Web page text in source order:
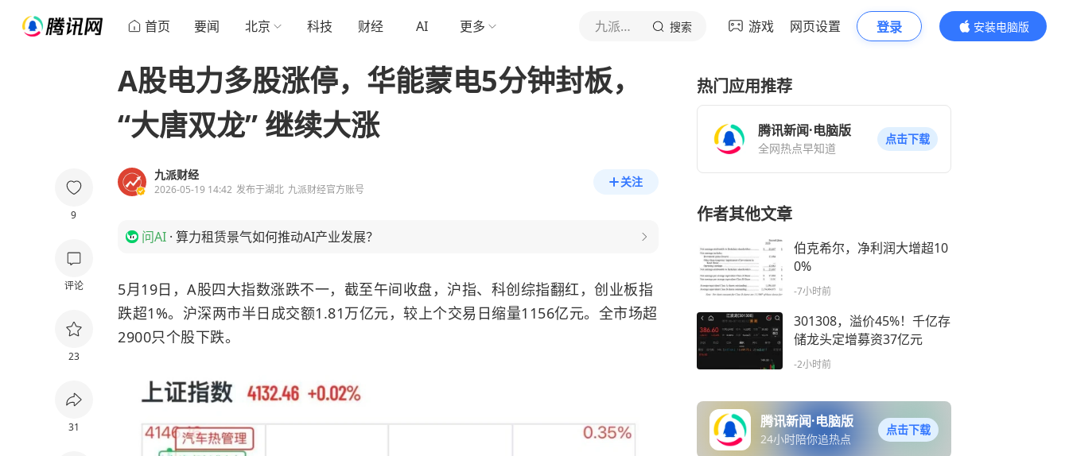
首页 要闻 北京 科技 财经 AI 更多 九派财经 搜索 游戏 网页设置 登录
安装电脑版
内容更精彩
9
评论
23
31
A股电力多股涨停，华能蒙电5分钟封板，
“大唐双龙” 继续大涨
九派财经
2026-05-19 14:42 发布于湖北 九派财经官方账号
关注
问AI · 算力租赁景气如何推动AI产业发展？
5月19日，A股四大指数涨跌不一，截至午间收盘，沪指、科创综指翻红，创业板指
跌超1%。沪深两市半日成交额1.81万亿元，较上个交易日缩量1156亿元。全市场超
2900只个股下跌。
热门应用推荐
腾讯新闻·电脑版
全网热点早知道
点击下载
作者其他文章
伯克希尔，净利润大增超10
0%
-7小时前
301308，溢价45%！千亿存
储龙头定增募资37亿元
-2小时前
腾讯新闻·电脑版
24小时陪你追热点
点击下载